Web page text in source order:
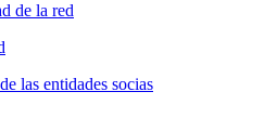
de la red
las entidades socias